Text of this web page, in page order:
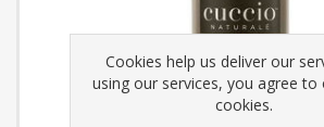
Cookies help us deliver our
using our services, you agree
cookies.